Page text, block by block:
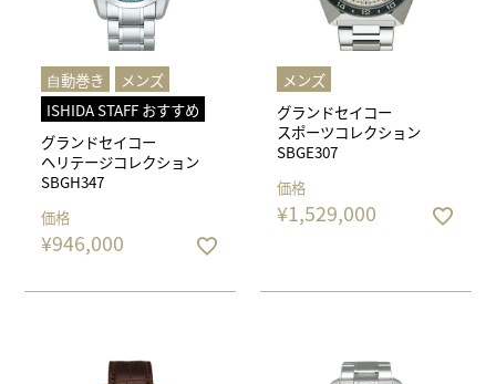
⾃動巻き
メンズ
ISHIDA STAFF おすすめ
グランドセイコー
ヘリテージコレクション
SBGH347
価格
¥946,000
メンズ
グランドセイコー
スポーツコレクション
SBGE307
価格
¥1,529,000